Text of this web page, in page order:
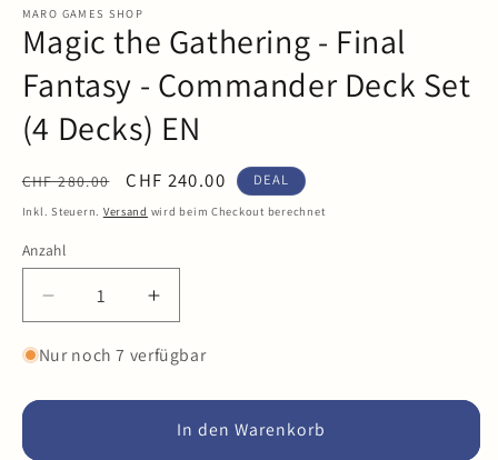
in
Modal
öffnen
MARO GAMES SHOP
Magic the Gathering - Final
Fantasy - Commander Deck Set
(4 Decks) EN
Normaler
Preis
CHF 280.00 Verkaufspreis
CHF 240.00 DEAL
Inkl. Steuern. Versand wird beim Checkout berechnet
Anzahl
Anzahl
Verringere
die
Menge
Magic
Erhöhe
die
Menge
Magic
the
Nur noch 7 verfügbar
In den Warenkorb